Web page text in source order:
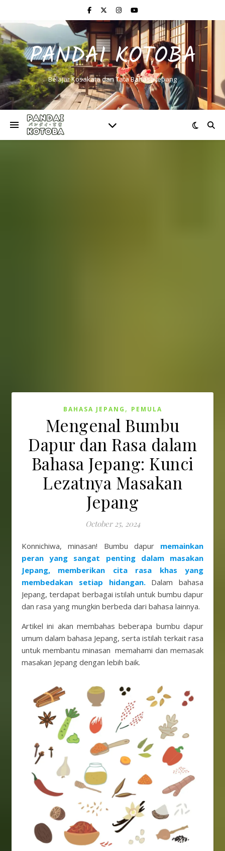
PANDAI KOTOBA
Belajar Kosakata dan Tata Bahasa Jepang
BAHASA JEPANG , PEMULA
Mengenal Bumbu
Dapur dan Rasa dalam
Bahasa Jepang: Kunci
Lezatnya Masakan
Jepang
October 25, 2024
Konnichiwa, minasan! Bumbu dapur memainkan
peran yang sangat penting dalam masakan
Jepang, memberikan cita rasa khas yang
membedakan setiap hidangan.Dalam bahasa
Jepang, terdapat berbagai istilah untuk bumbu dapur
dan rasa yang mungkin berbeda dari bahasa lainnya.
Artikel ini akan membahas beberapa bumbu dapur
umum dalam bahasa Jepang, serta istilah terkait rasa
untuk membantu minasan memahami dan memasak
masakan Jepang dengan lebih baik.